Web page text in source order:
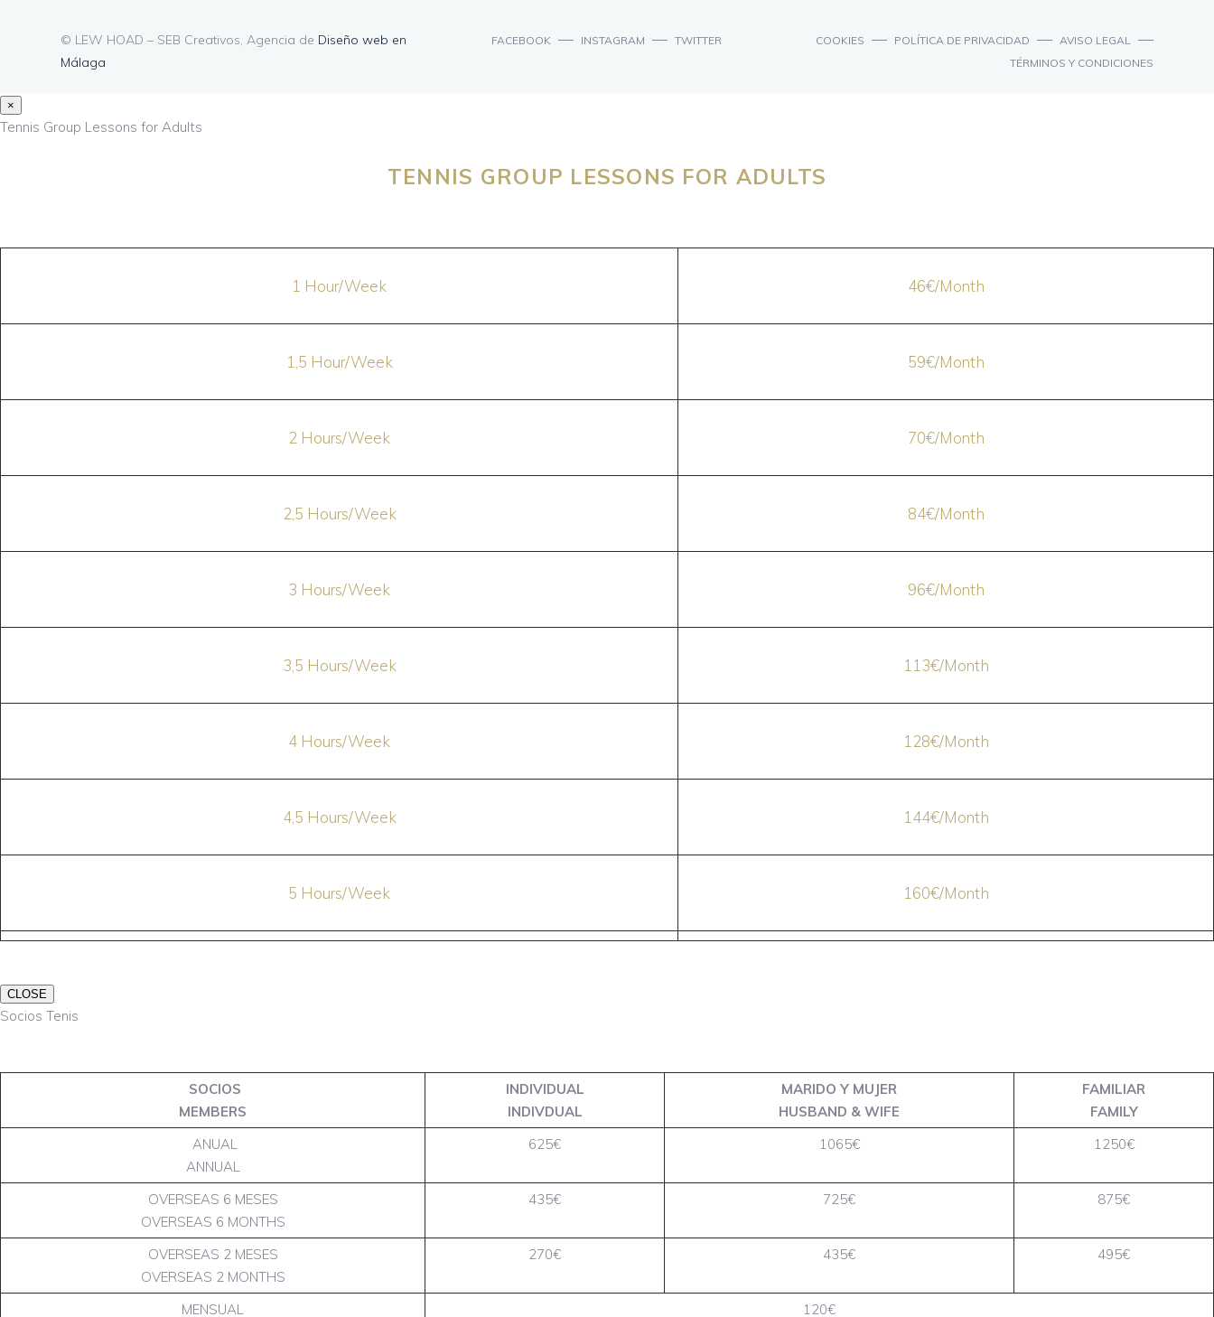
© LEW HOAD – SEB Creativos, Agencia de Diseño web en
Málaga
FACEBOOK INSTAGRAM TWITTER COOKIES POLÍTICA DE PRIVACIDAD
AVISO LEGAL
TÉRMINOS Y CONDICIONES
×
Tennis Group Lessons for Adults
TENNIS GROUP LESSONS FOR ADULTS
1 Hour/Week 46€/Month
1,5 Hour/Week 59€/Month
2 Hours/Week 70€/Month
2,5 Hours/Week 84€/Month
3 Hours/Week 96€/Month
3,5 Hours/Week 113€/Month
4 Hours/Week 128€/Month
4,5 Hours/Week 144€/Month
5 Hours/Week 160€/Month
CLOSE
Socios Tenis
SOCIOS
MEMBERS
INDIVIDUAL
INDIVDUAL
MARIDO Y MUJER
HUSBAND & WIFE
FAMILIAR
FAMILY
ANUAL
ANNUAL
625€ 1065€ 1250€
OVERSEAS 6 MESES
OVERSEAS 6 MONTHS
435€ 725€ 875€
OVERSEAS 2 MESES
OVERSEAS 2 MONTHS
270€ 435€ 495€
MENSUAL 120€